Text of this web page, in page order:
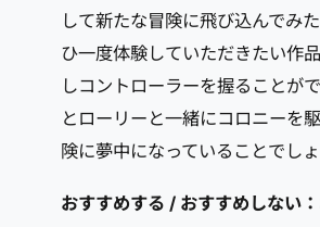
して新たな冒険に飛び込んでみ
ひ一度体験していただきたい作
しコントローラーを握ることが
とローリーと一緒にコロニーを
険に夢中になっていることでしょ
おすすめする / おすすめしない